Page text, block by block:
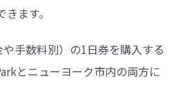
ます。
手数料別）の1日券を購入する
とニューヨーク市内の両方に